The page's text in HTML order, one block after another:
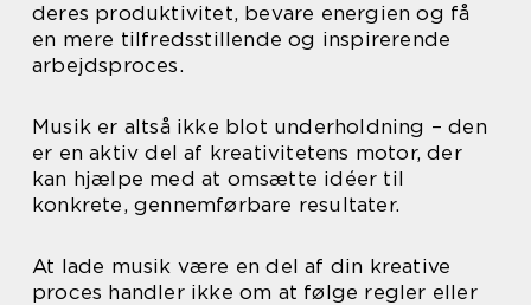
deres produktivitet, bevare energien og få
en mere tilfredsstillende og inspirerende
arbejdsproces.
Musik er altså ikke blot underholdning – den
er en aktiv del af kreativitetens motor, der
kan hjælpe med at omsætte idéer til
konkrete, gennemførbare resultater.
At lade musik være en del af din kreative
proces handler ikke om at følge regler eller